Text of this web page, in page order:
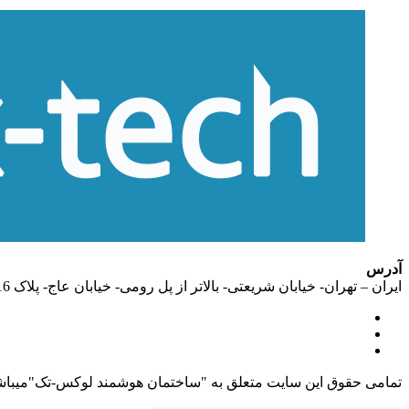
آدرس
ایران – تهران- خیابان شریعتی- بالاتر از پل رومی- خیابان عاج- پلاک 16- واحد 6
تمامی حقوق این سایت متعلق به "ساختمان هوشمند لوکس-